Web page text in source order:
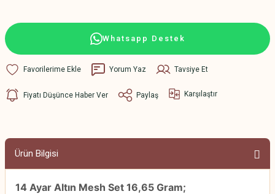
Whatsapp Destek
Yorum Yaz Tavsiye Et
Fiyatı Düşünce Haber Ver Paylaş Karşılaştır
Ürün Bilgisi
14 Ayar Altın Mesh Set 16,65 Gram;